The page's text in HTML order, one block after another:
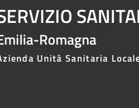
Romagna
Unità Sanitaria